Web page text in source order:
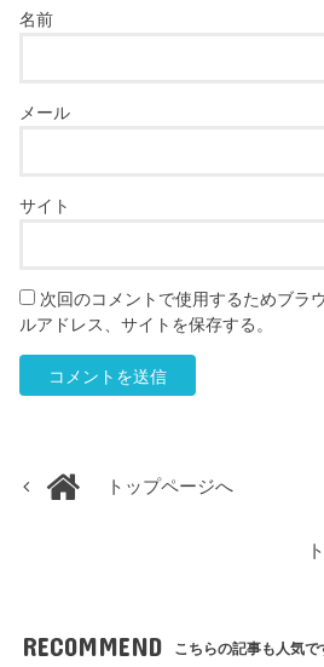
名前
メール
サイト
次回のコメントで使用するためブラ
ルアドレス、サイトを保存する。
トップページへ
RECOMMEND こちらの記事も人気で